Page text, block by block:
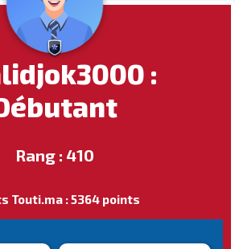
:
Rang : 410
Touti.ma : 5364 points